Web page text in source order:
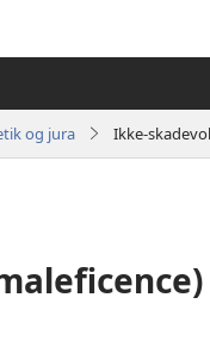
og jura Ikke-